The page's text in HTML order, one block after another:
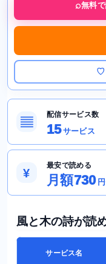
無料
♡
▤
配信サービス数
15サービス
¥
最安で読める
月額730
風と木の詩が読
サービス名